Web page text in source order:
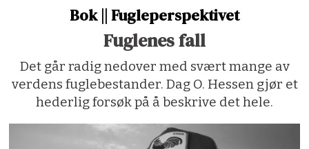
Bok || Fugleperspektivet
Fuglenes fall
Det går radig nedover med svært mange av
verdens fuglebestander. Dag O. Hessen gjør et
hederlig forsøk på å beskrive det hele.